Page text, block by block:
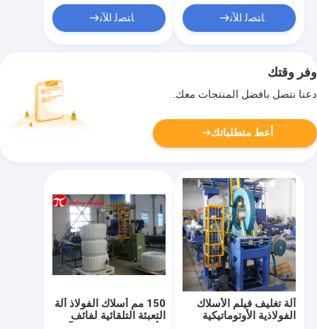
ﺎﺘﺼﻟ ﺍﻶﻧ ﺎﺘﺼﻟ ﺍﻶﻧ
وفر وقتك
دعنا نتصل بأفضل المنتجات معك.
أعط متطلباتك
150 مم أسلاك الفولاذ آلة
التعبئة التلقائية لفائف
آلة تغليف فيلم الأسلاك
الفولاذية الأوتوماتيكية